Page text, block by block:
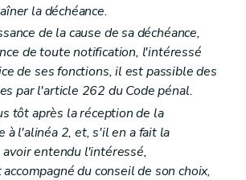
Recettes
premier
Dispositions générales
L1331-1
L1331-2
L1331-3
II Financement général des communes
L1332-1
L1332-2
L1332-3
L1332-4
L1332-5
la déchéance.
de la cause de sa déchéance,
de toute notification, l'intéressé
de ses fonctions, il est passible des
par l'article 262 du Code pénal.
tôt après la réception de la
à l'alinéa 2, et, s'il en a fait la
avoir entendu l'intéressé,
du conseil de son choix,